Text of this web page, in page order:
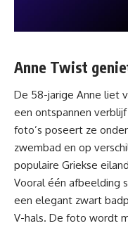
Anne Twist
De 58-jarige Anne liet
een ontspannen
foto’s poseert ze
zwembad en op
populaire Griekse
Vooral één afbeelding
een elegant zwart
V-hals. De foto wordt